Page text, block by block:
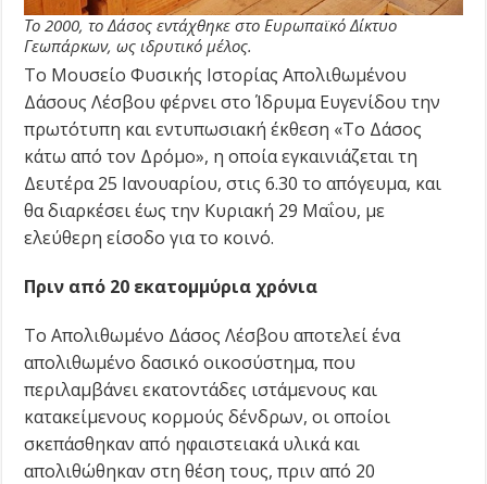
Το 2000, το Δάσος εντάχθηκε στο Ευρωπαϊκό Δίκτυο
Γεωπάρκων, ως ιδρυτικό μέλος.
Το Μουσείο Φυσικής Ιστορίας Απολιθωμένου
Δάσους Λέσβου φέρνει στο Ίδρυμα Ευγενίδου την
πρωτότυπη και εντυπωσιακή έκθεση «Tο Δάσος
κάτω από τον Δρόμο», η οποία εγκαινιάζεται τη
Δευτέρα 25 Ιανουαρίου, στις 6.30 το απόγευμα, και
θα διαρκέσει έως την Κυριακή 29 Μαΐου, με
ελεύθερη είσοδο για το κοινό.
Πριν από 20 εκατομμύρια χρόνια
Το Απολιθωμένο Δάσος Λέσβου αποτελεί ένα
απολιθωμένο δασικό οικοσύστημα, που
περιλαμβάνει εκατοντάδες ιστάμενους και
κατακείμενους κορμούς δένδρων, οι οποίοι
σκεπάσθηκαν από ηφαιστειακά υλικά και
απολιθώθηκαν στη θέση τους, πριν από 20